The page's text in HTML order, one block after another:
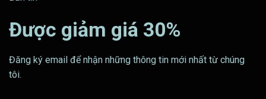
Được giảm giá 30%
Đăng ký email để nhận những thông tin mới nhất từ chúng
tôi.